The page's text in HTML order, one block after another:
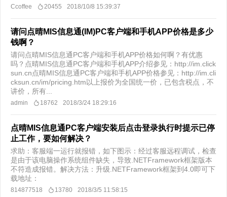
Ccoffee 20455 2018/10/8 15:39:37
请问点晴MIS信息通(IM)PC客户端和手机APP价格是多少
钱啊？
请问点晴MIS信息通PC客户端和手机APP价格如何啊？有优惠
吗？点晴MIS信息通PC客户端和手机APP介绍参见：http://im.click
sun.cn点晴MIS信息通PC客户端和手机APP价格参见：http://im.cli
cksun.cn/im/pricing.htm以上报价为全国统一价，已包含税点，不
讲价，所有...
admin 18762 2018/3/24 18:29:16
点晴MIS信息通PC客户端安装后点击登录执行时提示已停
止工作，要如何解决？
求助：客服端一运行就报错，如下图示：经过客服远程调试，检查
是由于该电脑操作系统组件缺失，导致.NETFramework框架版本
不符造成报错。解决方法：升级.NETFramework框架到4.0即可下
载地址：
814877518 13780 2018/3/5 11:58:15